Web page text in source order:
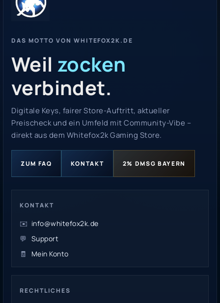
DAS MOTTO VON WHITEFOX2K.DE
Weil zocken
verbindet.
Digitale Keys, fairer Store-Auftritt, aktueller
Preischeck und ein Umfeld mit Community-Vibe –
direkt aus dem Whitefox2k Gaming Store.
ZUM FAQ KONTAKT 2% DMSG BAYERN
KONTAKT
✉️ info@whitefox2k.de
💬 Support
🧾
Mein Konto
RECHTLICHES